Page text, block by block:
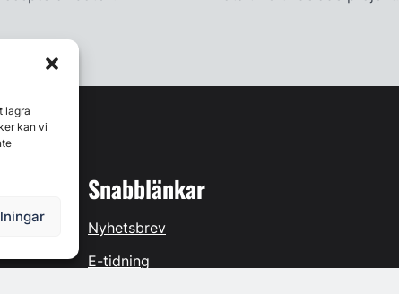
lagra
kan vi
Snabblänkar
Nyhetsbrev
E-tidning